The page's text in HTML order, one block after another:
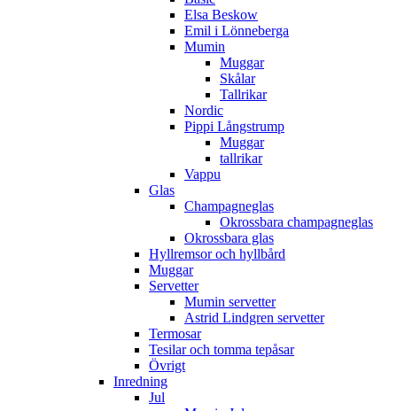
Elsa Beskow
Emil i Lönneberga
Mumin
Muggar
Skålar
Tallrikar
Nordic
Pippi Långstrump
Muggar
tallrikar
Vappu
Glas
Champagneglas
Okrossbara champagneglas
Okrossbara glas
Hyllremsor och hyllbård
Muggar
Servetter
Mumin servetter
Astrid Lindgren servetter
Termosar
Tesilar och tomma tepåsar
Övrigt
Inredning
Jul